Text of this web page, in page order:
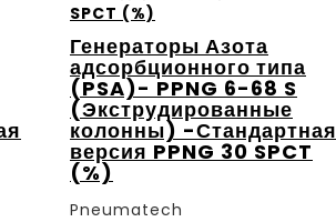
Генераторы Азота
адсорбционного типа
(PSA)- PPNG 6-68 S
(Экструдированные
колонны) -Стандартная
версия PPNG 30 SPCT
(%)
Pneumatech